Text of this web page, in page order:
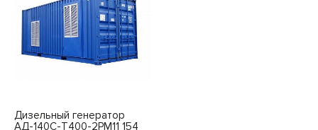
Дизельный генератор
АД-140С-Т400-2РМ11 154